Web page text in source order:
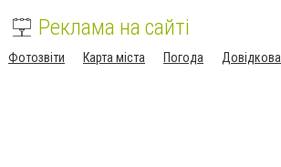
Реклама на сайті
Фотозвіти Карта міста Погода
Довідкова